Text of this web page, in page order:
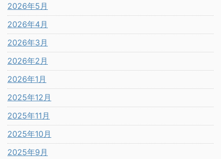
2026年5月
2026年4月
2026年3月
2026年2月
2026年1月
2025年12月
2025年11月
2025年10月
2025年9月